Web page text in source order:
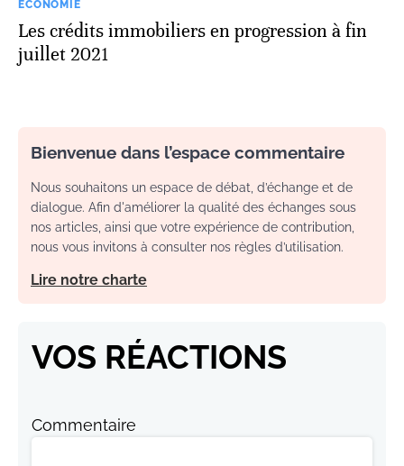
ECONOMIE
Les crédits immobiliers en progression à fin
juillet 2021
Bienvenue dans l’espace commentaire
Nous souhaitons un espace de débat, d’échange et de
dialogue. Afin d'améliorer la qualité des échanges sous
nos articles, ainsi que votre expérience de contribution,
nous vous invitons à consulter nos règles d’utilisation.
Lire notre charte
VOS RÉACTIONS
Commentaire